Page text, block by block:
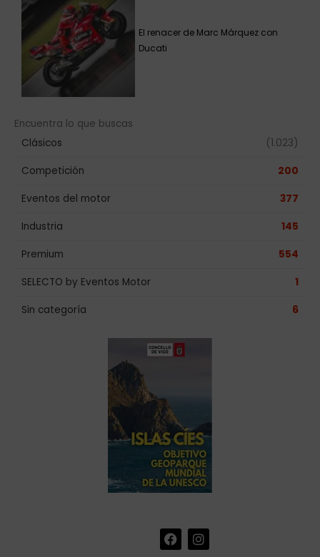
El renacer de Marc Márquez con
Ducati
Encuentra lo que buscas
Clásicos
(1.023)
Competición 200
Eventos del motor 377
Industria 145
Premium 554
SELECTO by Eventos Motor 1
Sin categoría 6
F
a
I
n